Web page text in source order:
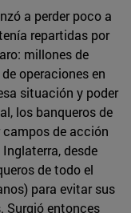
a perder poco a
repartidas por
millones de
operaciones en
situación y poder
los banqueros de
campos de acción
desde
de todo el
para evitar sus
Surgió entonces